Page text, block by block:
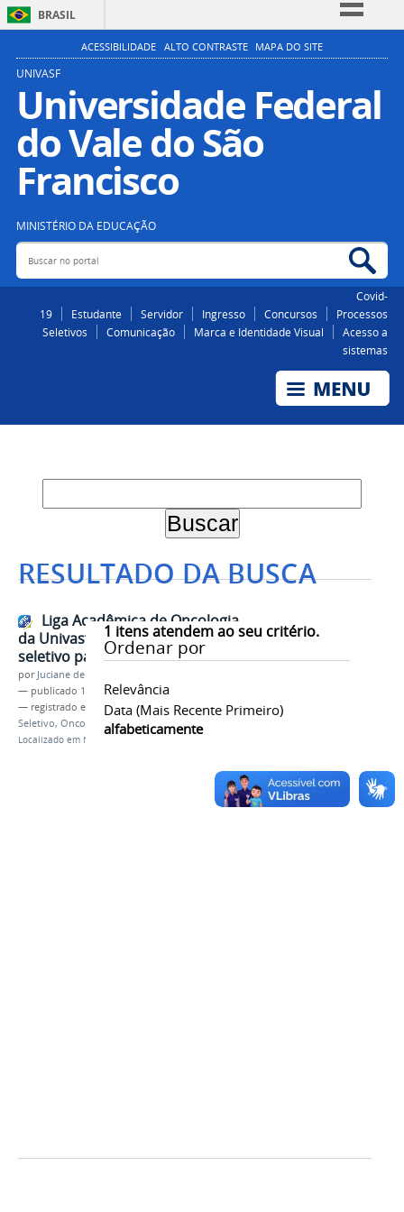
BRASIL
Simplifique!
Participe
Acesso à informação
Legislação
ACESSIBILIDADE ALTO CONTRASTE MAPA DO SITE
UNIVASF
Universidade Federal
do Vale do São
Francisco
MINISTÉRIO DA EDUCAÇÃO
Buscar no portal
Covid-
19
Estudante Servidor Ingresso Concursos
Processos
Seletivos
Comunicação Marca e Identidade Visual
Acesso a
sistemas
RESULTADO DA BUSCA
1 itens atendem ao seu critério.
Ordenar por
Relevância
Data (mais Recente Primeiro)
alfabeticamente
Liga Acadêmica de Oncologia
da Univasf realiza processo
seletivo para novos membros
por Juciane de Jesus Aleixo
— publicado 17/11/2021
— registrado em:
Liga Acadêmica ,Processo
Seletivo, Oncologia ,Oncoliga
Localizado em Notícias